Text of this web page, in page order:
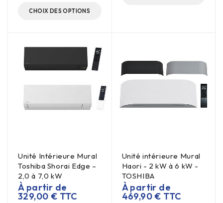
CHOIX DES OPTIONS
Unité Intérieure Mural
Toshiba Shorai Edge –
2,0 à 7,0 kW
À partir de
329,00 € TTC
Unité intérieure Mural
Haori - 2 kW à 6 kW -
TOSHIBA
À partir de
469,90€ TTC